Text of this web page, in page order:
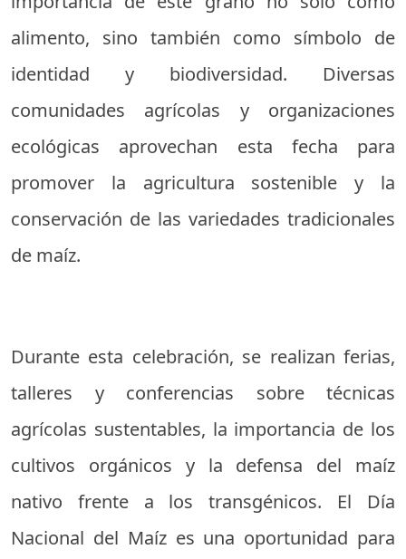
alimento, sino también como símbolo de
identidad y biodiversidad. Diversas
comunidades agrícolas y organizaciones
ecológicas aprovechan esta fecha para
promover la agricultura sostenible y la
conservación de las variedades tradicionales
de maíz.
Durante esta celebración, se realizan ferias,
talleres y conferencias sobre técnicas
agrícolas sustentables, la importancia de los
cultivos orgánicos y la defensa del maíz
nativo frente a los transgénicos. El Día
Nacional del Maíz es una oportunidad para